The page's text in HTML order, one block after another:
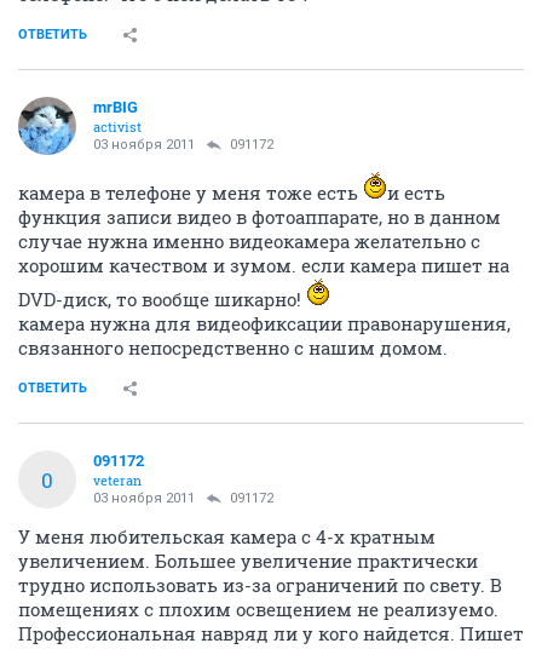
ОТВЕТИТЬ
mrBIG
activist
03 ноября 2011 091172
камера в телефоне у меня тоже есть
и есть
функция записи видео в фотоаппарате, но в данном
случае нужна именно видеокамера желательно с
хорошим качеством и зумом. если камера пишет на
DVD-диск, то вообще шикарно!
камера нужна для видеофиксации правонарушения,
связанного непосредственно с нашим домом.
ОТВЕТИТЬ
0
091172
veteran
03 ноября 2011 091172
У меня любительская камера с 4-х кратным
увеличением. Большее увеличение практически
трудно использовать из-за ограничений по свету. В
помещениях с плохим освещением не реализуемо.
Профессиональная навряд ли у кого найдется. Пишет